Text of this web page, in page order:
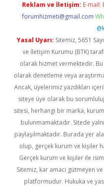
Reklam ve İletişim: E-mail:
forumhizmeti@gmail.com
Yasal Uyarı: Sitemiz, 5651
ve İletişim Kurumu (BTK)
olarak hizmet vermektedir.
olarak denetleme veya
Ancak, üyelerimiz yazdıkları
siteye üye olarak bu
sitesi, herhangi bir marka,
bulunmamaktadır. Sitede
paylaşılmaktadır. Burada yer
olup, gerçek kurum ve kişiler
Gerçek kurum ve kişiler ile
Sitemiz, kar amacı gütmeyen
platformudur. Hukuka ve